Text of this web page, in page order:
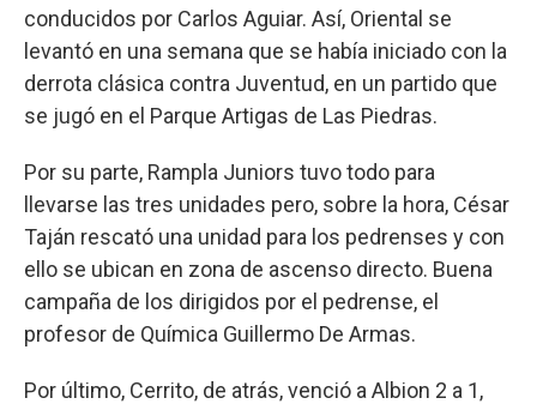
conducidos por Carlos Aguiar. Así, Oriental se
levantó en una semana que se había iniciado con la
derrota clásica contra Juventud, en un partido que
se jugó en el Parque Artigas de Las Piedras.
Por su parte, Rampla Juniors tuvo todo para
llevarse las tres unidades pero, sobre la hora, César
Taján rescató una unidad para los pedrenses y con
ello se ubican en zona de ascenso directo. Buena
campaña de los dirigidos por el pedrense, el
profesor de Química Guillermo De Armas.
Por último, Cerrito, de atrás, venció a Albion 2 a 1,